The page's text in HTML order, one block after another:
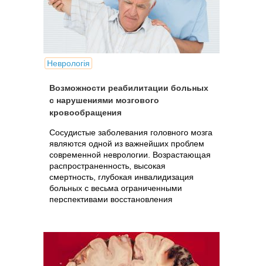
Неврологія
Возможности реабилитации больных
с нарушениями мозгового
кровообращения
Сосудистые заболевания головного мозга
являются одной из важнейших проблем
современной неврологии. Возрастающая
распространенность, высокая
смертность, глубокая инвалидизация
больных с весьма ограниченными
перспективами восстановления